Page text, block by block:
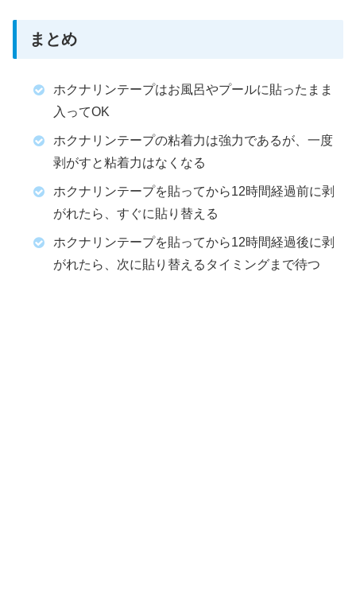
まとめ
ホクナリンテープはお風呂やプールに貼ったまま
入ってOK
ホクナリンテープの粘着力は強力であるが、一度
剥がすと粘着力はなくなる
ホクナリンテープを貼ってから12時間経過前に剥
がれたら、すぐに貼り替える
ホクナリンテープを貼ってから12時間経過後に剥
がれたら、次に貼り替えるタイミングまで待つ